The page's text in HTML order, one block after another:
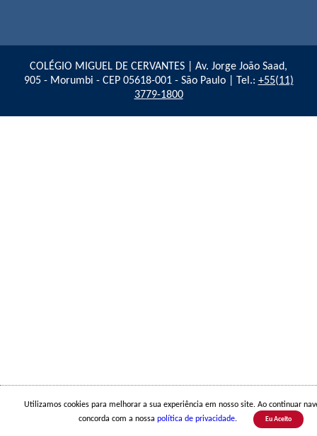
COLÉGIO MIGUEL DE CERVANTES | Av. Jorge João Saad,
905 - Morumbi - CEP 05618-001 - São Paulo | Tel.: +55(11)
3779-1800
Utilizamos cookies para melhorar a sua experiência em nosso site. Ao continuar
concorda com a nossa política de privacidade. Eu Aceito